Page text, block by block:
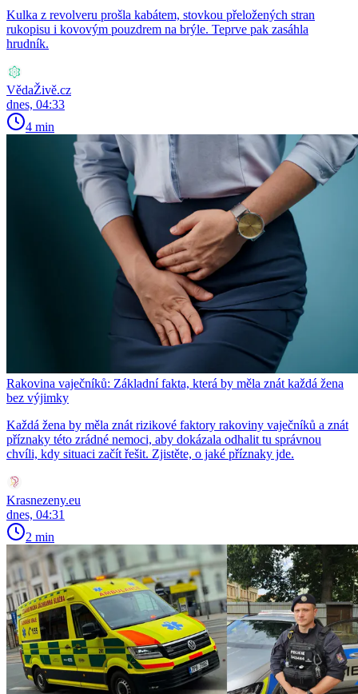
Kulka z revolveru prošla kabátem, stovkou přeložených stran
rukopisu i kovovým pouzdrem na brýle. Teprve pak zasáhla
hrudník.
VědaŽivě.cz
dnes, 04:33
4 min
Rakovina vaječníků: Základní fakta, která by měla znát každá žena
bez výjimky
Každá žena by měla znát rizikové faktory rakoviny vaječníků a znát
příznaky této zrádné nemoci, aby dokázala odhalit tu správnou
chvíli, kdy situaci začít řešit. Zjistěte, o jaké příznaky jde.
Krasnezeny.eu
dnes, 04:31
2 min